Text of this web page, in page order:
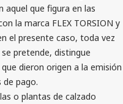
aquel que figura en las
la marca FLEX TORSION y
el presente caso, toda vez
pretende, distingue
dieron origen a la emisión
pago.
o plantas de calzado